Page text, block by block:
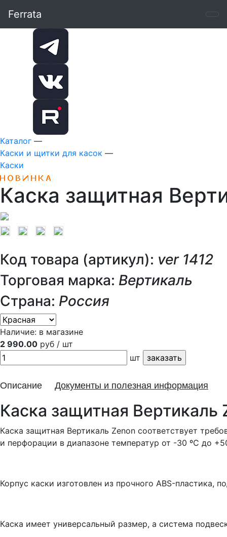
Ferrata
Каталог —
Каски и щитки для касок —
Каски
Каска защитная
Код товара (артикул): ver 1412
Торговая марка: Вертикаль
Страна: Россия
Наличие: в магазине
2 990.00 руб / шт
шт
Описание Документы и полезная информация
Каска защитная Вертикаль
Каска защитная Вертикаль Zenon соответствует
и перфорации в диапазоне температур от -30 ºС до
Корпус каски изготовлен из прочного ABS-пластика,
Каска имеет универсальный размер, а система